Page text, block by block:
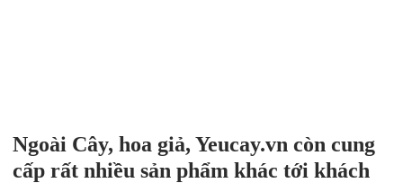
Ngoài Cây, hoa giả, Yeucay.vn còn cung
cấp rất nhiều sản phẩm khác tới khách